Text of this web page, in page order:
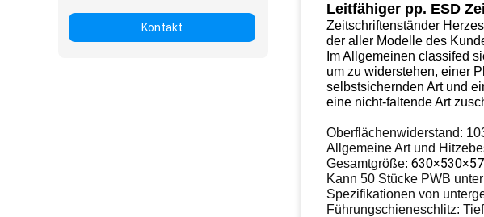
Kontakt
Leitfähiger pp. ESD
Zeitschriftenständer
der aller Modelle des
Im Allgemeinen classifed
um zu widerstehen, einer
selbstsichernden Art und
eine nicht-faltende Art
Oberflächenwiderstand:
Allgemeine Art und
Gesamtgröße:
Kann 50 Stücke PWB
Spezifikationen von
Führungschieneschlitz: